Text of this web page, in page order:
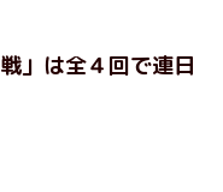
」は全４回で連日